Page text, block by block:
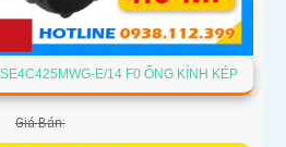
E/14 F0 ỐNG KÍNH KÉP
Giá Bán: